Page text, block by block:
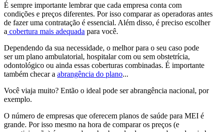
É sempre importante lembrar que cada empresa conta com
condições e preços diferentes. Por isso comparar as operadoras antes
de fazer uma contratação é essencial. Além disso, é preciso escolher
a cobertura mais adequada para você.
Dependendo da sua necessidade, o melhor para o seu caso pode
ser um plano ambulatorial, hospitalar com ou sem obstetrícia,
odontológico ou ainda essas coberturas combinadas. É importante
também checar a abrangência do plano...
Você viaja muito? Então o ideal pode ser abrangência nacional, por
exemplo.
O número de empresas que oferecem planos de saúde para MEI é
grande. Por isso mesmo na hora de comparar os preços (e